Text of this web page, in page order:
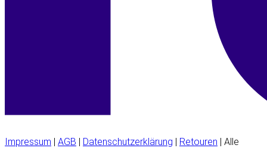
Impressum | AGB | Datenschutzerklärung | Retouren | Alle